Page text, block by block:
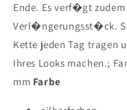
Ende. Es verf�gt
Verl�ngerungsst�ck.
Kette jeden Tag tragen
Ihres Looks machen.;
mm Farbe